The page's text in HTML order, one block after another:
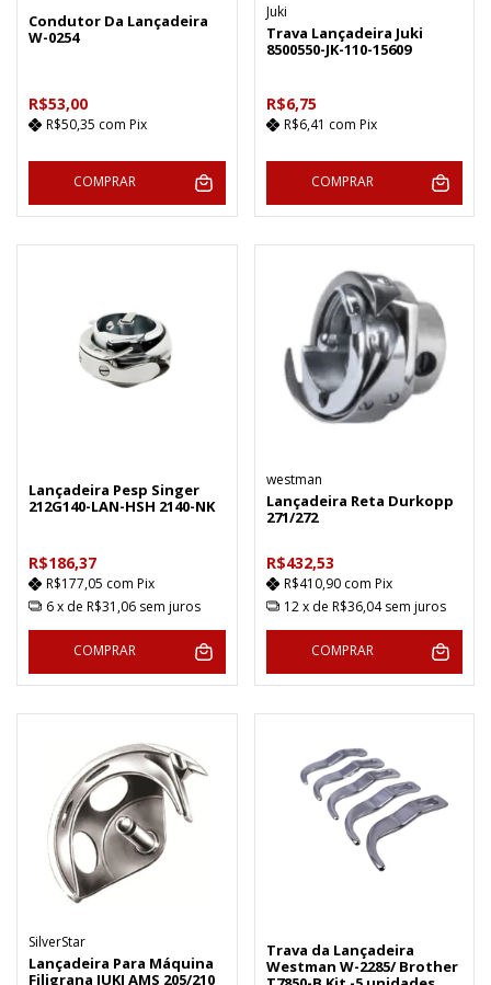
Condutor Da Lançadeira
W-0254
R$53,00
R$50,35 com Pix
COMPRAR
Juki
Trava Lançadeira Juki
8500550-JK-110-15609
R$6,75
R$6,41 com Pix
COMPRAR
Lançadeira Pesp Singer
212G140-LAN-HSH 2140-NK
R$186,37
R$177,05 com Pix
6x de R$31,06 sem juros
COMPRAR
westman
Lançadeira Reta Durkopp
271/272
R$432,53
R$410,90 com Pix
12 x de R$36,04 sem juros
COMPRAR
SilverStar
Lançadeira Para Máquina
Filigrana JUKI AMS 205/210
Trava da Lançadeira
Westman W-2285/ Brother